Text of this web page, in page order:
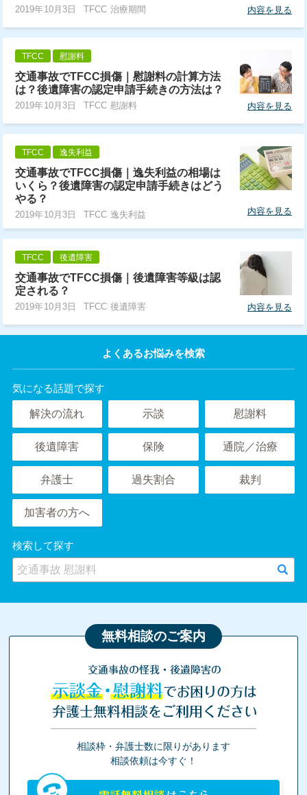
2019年10月3日 TFCC 治療期間 内容を見る
TFCC 慰謝料
交通事故でTFCC損傷｜慰謝料の計算方法
は？後遺障害の認定申請手続きの方法は？
2019年10月3日 TFCC 慰謝料 内容を見る
TFCC 逸失利益
交通事故でTFCC損傷｜逸失利益の相場は
いくら？後遺障害の認定申請手続きはどう
やる？
2019年10月3日 TFCC 逸失利益 内容を見る
TFCC 後遺障害
交通事故でTFCC損傷｜後遺障害等級は認
定される？
2019年10月3日 TFCC 後遺障害 内容を見る
よくあるお悩みを検索
気になる話題で探す
解決の流れ 示談 慰謝料
後遺障害 保険 通院／治療
弁護士 過失割合 裁判
加害者の方へ
検索して探す
無料相談のご案内
交通事故の怪我・後遺障害の
示談金・慰謝料でお困りの方は
弁護士無料相談をご利用ください
相談枠・弁護士数に限りがあります
相談依頼は今すぐ！